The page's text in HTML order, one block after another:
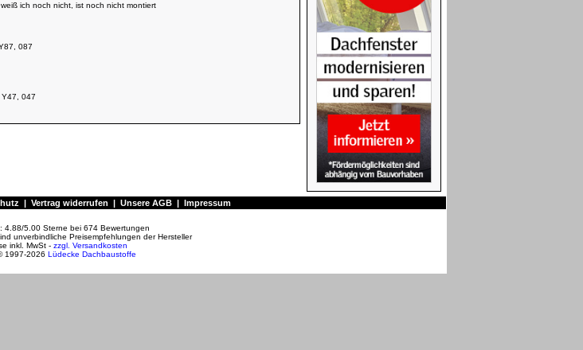
ich noch nicht, ist noch nicht montiert
087
Y47, 047
Baier Rollläden für FAKRO
Baier Rollläden für ROTO
| Vertrag widerrufen | Unsere AGB | Impressum
4.88/5.00 Sterne bei 674 Bewertungen
unverbindliche Preisempfehlungen der Hersteller
inkl. MwSt - zzgl. Versandkosten
1997-2026 Lüdecke Dachbaustoffe